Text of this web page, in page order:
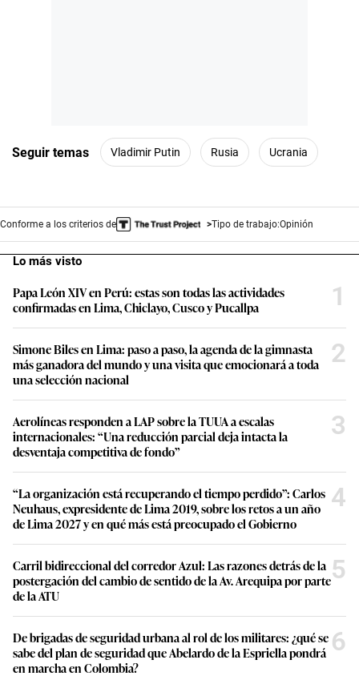
Seguir temas Vladimir Putin Rusia Ucrania
Conforme a los criterios de Tipo de trabajo:Opinión
Lo más visto
Papa León XIV en Perú: estas son todas las actividades
confirmadas en Lima, Chiclayo, Cusco y Pucallpa
1
Simone Biles en Lima: paso a paso, la agenda de la gimnasta
más ganadora del mundo y una visita que emocionará a toda
una selección nacional
2
Aerolíneas responden a LAP sobre la TUUA a escalas
internacionales: “Una reducción parcial deja intacta la
desventaja competitiva de fondo”
3
“La organización está recuperando el tiempo perdido”: Carlos
Neuhaus, expresidente de Lima 2019, sobre los retos a un año
de Lima 2027 y en qué más está preocupado el Gobierno
4
Carril bidireccional del corredor Azul: Las razones detrás de la
postergación del cambio de sentido de la Av. Arequipa por parte
de la ATU
5
De brigadas de seguridad urbana al rol de los militares: ¿qué se
sabe del plan de seguridad que Abelardo de la Espriella pondrá
en marcha en Colombia?
6